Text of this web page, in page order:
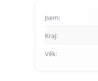
Jsem:
Kraj:
Věk: